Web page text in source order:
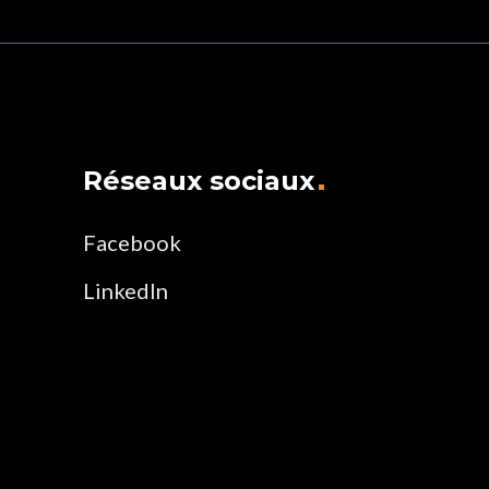
Réseaux sociaux
Facebook
LinkedIn